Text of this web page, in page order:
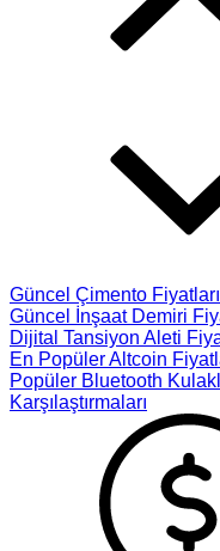
Güncel Çimento
Güncel İnşaat Demiri
Dijital Tansiyon Aleti
En Popüler Altcoin
Popüler Bluetooth
Karşılaştırmaları